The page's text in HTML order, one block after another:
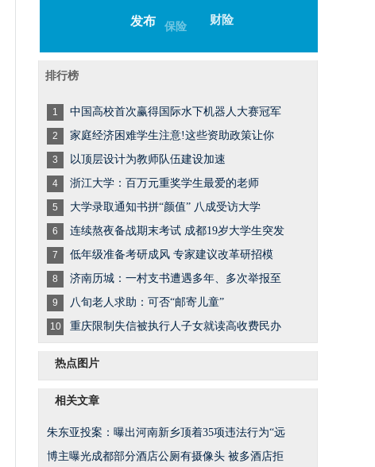
发布 保险 财险
排行榜
1 中国高校首次赢得国际水下机器人大赛冠军
2 家庭经济困难学生注意!这些资助政策让你
3 以顶层设计为教师队伍建设加速
4 浙江大学：百万元重奖学生最爱的老师
5 大学录取通知书拼“颜值” 八成受访大学
6 连续熬夜备战期末考试 成都19岁大学生突发
7 低年级准备考研成风 专家建议改革研招模
8 济南历城：一村支书遭遇多年、多次举报至
9 八旬老人求助：可否“邮寄儿童”
10 重庆限制失信被执行人子女就读高收费民办
热点图片
相关文章
朱东亚投案：曝出河南新乡顶着35项违法行为“远
博主曝光成都部分酒店公厕有摄像头 被多酒店拒